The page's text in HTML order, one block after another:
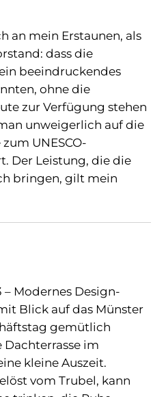
an mein Erstaunen, als
dass die
beeindruckendes
ohne die
zur Verfügung stehen
unweigerlich auf die
UNESCO-
Der Leistung, die die
bringen, gilt mein
– Modernes Design-
Blick auf das Münster
gemütlich
Dachterrasse im
kleine Auszeit.
vom Trubel, kann